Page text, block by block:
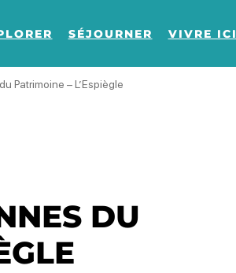
SÉJOURNER VIVRE ICI
Patrimoine – L’Espiègle
DU